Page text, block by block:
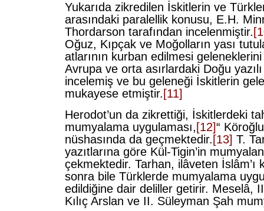
Yukarıda zikredilen İskitlerin ve
arasındaki paralellik konusu, E.H.
Thordarson tarafından incelenmiştir.
Oğuz, Kıpçak ve Moğolların yası
atlarının kurban edilmesi
Avrupa ve orta asırlardaki Doğu yazılı
incelemiş ve bu geleneği İskitlerin
mukayese etmiştir. [11]
Herodot’un da zikrettiği, İskitlerdeki
mumyalama uygulaması, [12]“
nüshasında da geçmektedir. [13] T.
yazıtlarına göre Kül-Tigin’in
çekmektedir. Tarhan, ilâveten İslâm’ı
sonra bile Türklerde mumyalama
edildiğine dair deliller getirir. Meselâ,
Kılıç Arslan ve II. Süleyman Şah